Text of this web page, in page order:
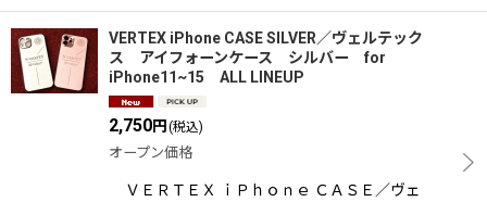
VERTEX iPhone CASE SILVER／ヴェルテック
ス アイフォーンケース シルバー for
iPhone11~15 ALL LINEUP
2,750円 (税込)
オープン価格
ＶＥＲＴＥＸ ｉＰｈｏｎｅ ＣＡＳＥ／ヴェ